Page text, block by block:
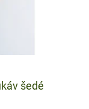
šedé